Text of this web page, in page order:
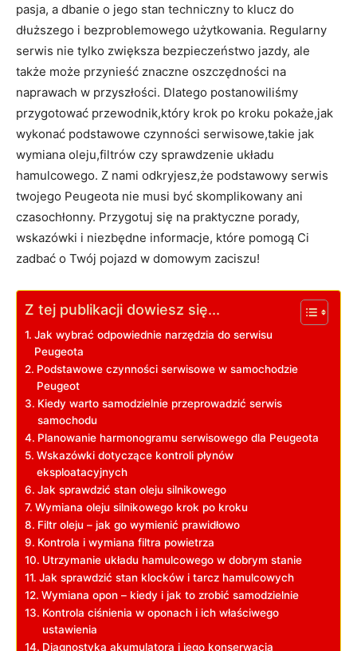
pasja, a dbanie o jego stan techniczny to klucz do
dłuższego i bezproblemowego użytkowania. Regularny
serwis nie tylko zwiększa bezpieczeństwo jazdy, ale
także może przynieść znaczne oszczędności na
naprawach w przyszłości. Dlatego postanowiliśmy
przygotować przewodnik,który krok po kroku pokaże,jak
wykonać podstawowe czynności serwisowe,takie jak
wymiana oleju,filtrów czy sprawdzenie układu
hamulcowego. Z nami odkryjesz,że podstawowy serwis
twojego Peugeota nie musi być skomplikowany ani
czasochłonny. Przygotuj się na praktyczne porady,
wskazówki i niezbędne informacje, które pomogą Ci
zadbać o Twój pojazd w domowym zaciszu!
Z tej publikacji dowiesz się...
Jak wybrać odpowiednie narzędzia do serwisu
Peugeota
Podstawowe czynności serwisowe w samochodzie
Peugeot
Kiedy warto samodzielnie przeprowadzić serwis
samochodu
Planowanie harmonogramu serwisowego dla Peugeota
Wskazówki dotyczące kontroli płynów
eksploatacyjnych
Jak sprawdzić stan oleju silnikowego
Wymiana oleju silnikowego krok po kroku
Filtr oleju – jak go wymienić prawidłowo
Kontrola i wymiana filtra powietrza
Utrzymanie układu hamulcowego w dobrym stanie
Jak sprawdzić stan klocków i tarcz hamulcowych
Wymiana opon – kiedy i jak to zrobić samodzielnie
Kontrola ciśnienia w oponach i ich właściwego
ustawienia
Diagnostyka akumulatora i jego konserwacja